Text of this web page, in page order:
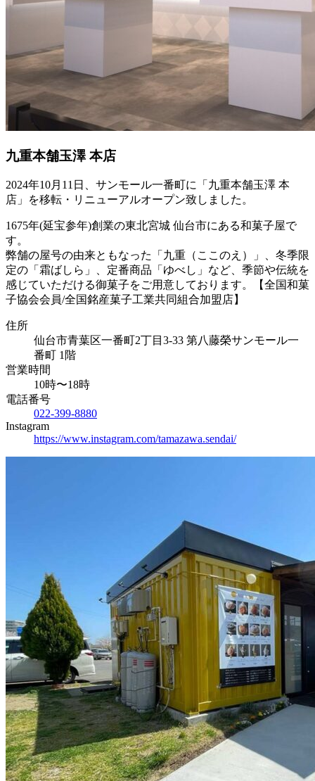
九重本舗玉澤 本店
2024年10月11日、サンモール一番町に「九重本舗玉澤 本
店」を移転・リニューアルオープン致しました。
1675年(延宝参年)創業の東北宮城 仙台市にある和菓子屋で
す。
弊舗の屋号の由来ともなった「九重（ここのえ）」、冬季限
定の「霜ばしら」、定番商品「ゆべし」など、季節や伝統を
感じていただける御菓子をご用意しております。【全国和菓
子協会会員/全国銘産菓子工業共同組合加盟店】
住所
仙台市青葉区一番町2丁目3-33 第八藤榮サンモール一
番町 1階
営業時間
10時〜18時
電話番号
022-399-8880
Instagram
https://www.instagram.com/tamazawa.sendai/